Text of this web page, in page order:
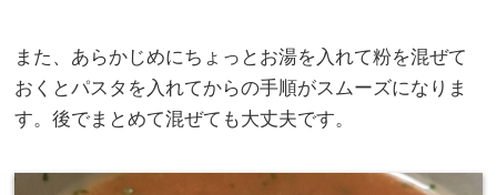
また、あらかじめにちょっとお湯を入れて粉を混ぜて
おくとパスタを入れてからの手順がスムーズになりま
す。後でまとめて混ぜても大丈夫です。